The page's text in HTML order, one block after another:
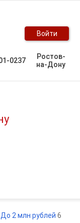
Войти
0237
Ростов-
на-Дону
До 2 млн рублей 6